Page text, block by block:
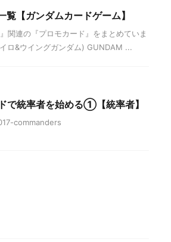
覧【ガンダムカードゲーム】
関連の『プロモカード』をまとめていま
&ウイングガンダム) GUNDAM ...
で統率者を始める①【統率者】
commanders